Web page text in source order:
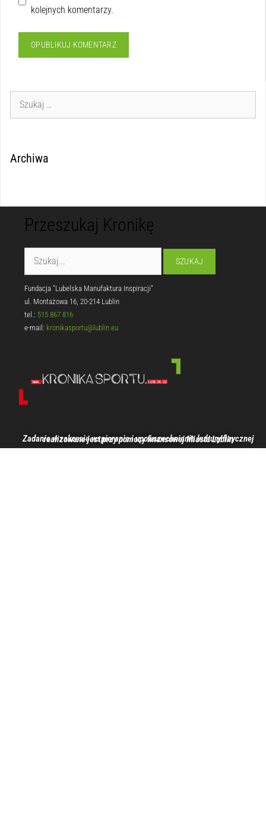
kolejnych komentarzy.
Archiwa
Przeszukaj Kronikę
Fundacja "Lubelska Manufaktura Inspiracji"
ul. Montażowa 16, 20-214 Lublin
tel.: 515 867 816
e-mail: kronikasportu@lublin.eu
Zadanie w zakresie wspierania i upowszechniania kultury fizycznej realizowane jest przy pomocy finansowej Miasta Lublin